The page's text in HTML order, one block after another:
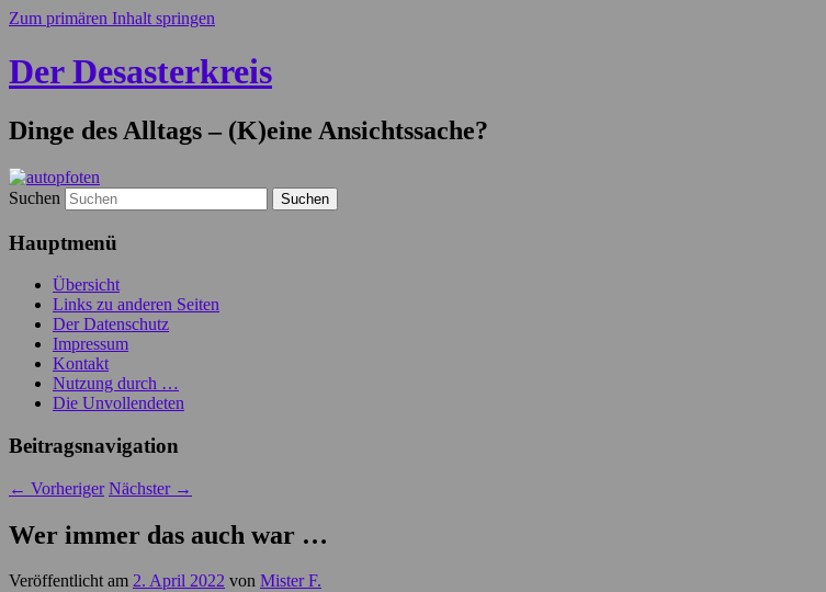
Zum primären Inhalt springen
Der Desasterkreis
Dinge des Alltags – (K)eine Ansichtssache?
Suchen
Hauptmenü
Übersicht
Links zu anderen Seiten
Der Datenschutz
Impressum
Kontakt
Nutzung durch …
Die Unvollendeten
Beitragsnavigation
← Vorheriger Nächster →
Wer immer das auch war …
Veröffentlicht am 2. April 2022 von Mister F.